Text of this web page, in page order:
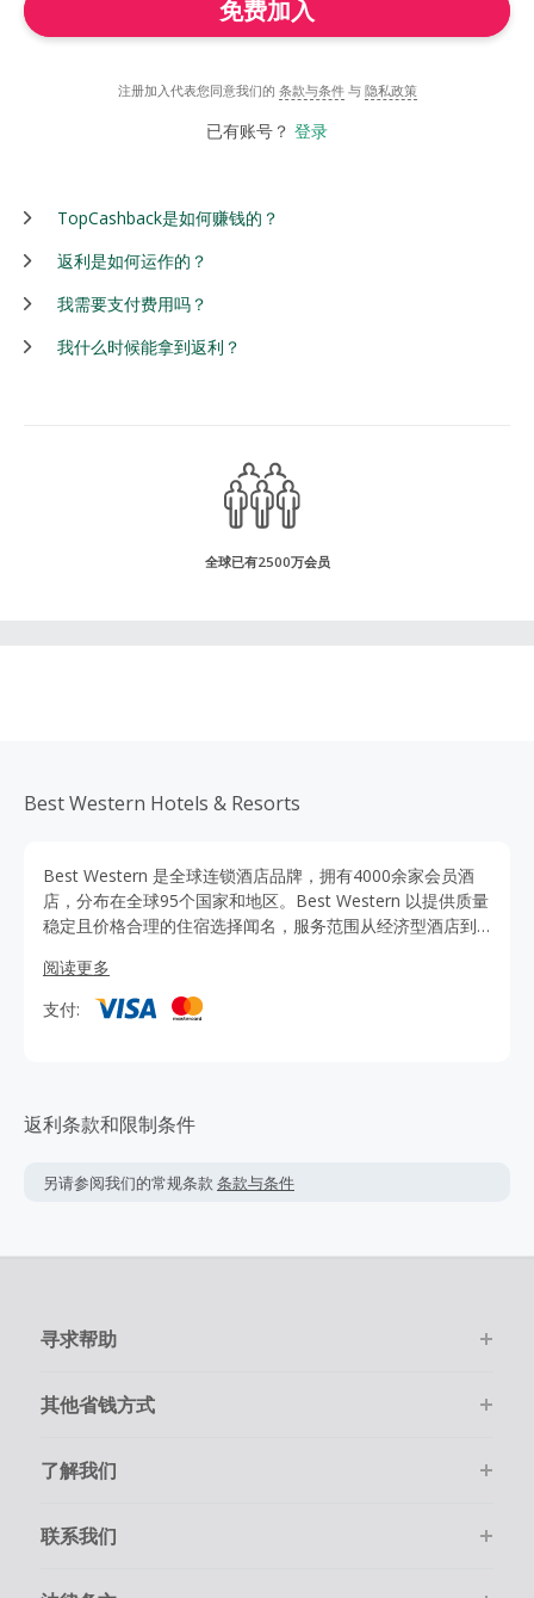
免费加入
注册加入代表您同意我们的 条款与条件 与 隐私政策
已有账号？ 登录
TopCashback是如何赚钱的？
返利是如何运作的？
我需要支付费用吗？
我什么时候能拿到返利？
全球已有2500万会员
Best Western Hotels & Resorts
Best Western 是全球连锁酒店品牌，拥有4000余家会员酒
店，分布在全球95个国家和地区。Best Western 以提供质量
稳定且价格合理的住宿选择闻名，服务范围从经济型酒店到
Best Western Plus、Best Western Premier、Vīb等，以满
足不同市场段的需求。每个子品牌都有其独特的定位和服务
标准，既保持自身特色，又吸纳当地精华，同时注重质量、
阅读更多
支付:
返利条款和限制条件
另请参阅我们的常规条款 条款与条件
寻求帮助
其他省钱方式
了解我们
联系我们